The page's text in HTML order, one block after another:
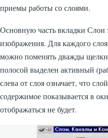
приемы работы со слоями.
Основную часть вкладки Слои
изображения. Для каждого
можно поменять дважды
полосой выделен активный
слева от слоя означает, что
содержимое показывается в
отображаться не будет.